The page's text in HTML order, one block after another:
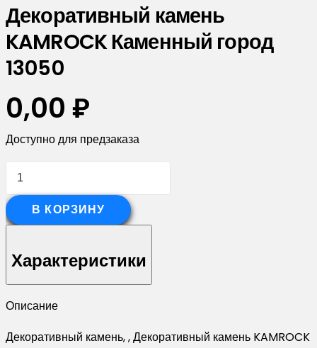
Декоративный камень
KAMROCK Каменный город
13050
0,00 ₽
Доступно для предзаказа
Количество
Декоративный
камень
Каменный
город
13050
В КОРЗИНУ
Характеристики
Описание
Декоративный камень, , Декоративный камень KAMROCK